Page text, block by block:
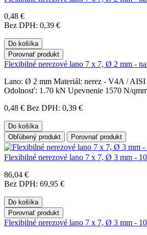
0,48 €
Bez DPH: 0,39 €
Do košíka
Porovnať produkt
Flexibilné nerezové lano 7 x 7, Ø 2 mm -
Lano: Ø 2 mm Materiál: nerez - V4A / AISI
Odolnosť: 1.70 kN Upevnenie 1570 N/
0,48 € Bez DPH: 0,39 €
Do košíka
Obľúbený produkt
Porovnať produkt
Flexibilné nerezové lano 7 x 7, Ø 3 mm -
86,04 €
Bez DPH: 69,95 €
Do košíka
Porovnať produkt
Flexibilné nerezové lano 7 x 7, Ø 3 mm -